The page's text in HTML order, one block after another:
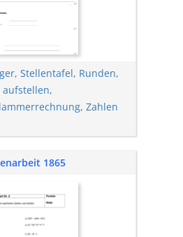
, Stellentafel, Runden,
aufstellen,
, Zahlen
1865